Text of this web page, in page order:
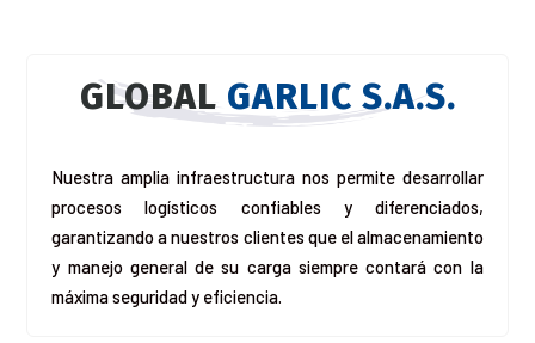
GLOBAL GARLIC S.A.S.
Nuestra amplia infraestructura nos permite desarrollar
procesos logísticos confiables y diferenciados,
garantizando a nuestros clientes que el almacenamiento
y manejo general de su carga siempre contará con la
máxima seguridad y eficiencia.